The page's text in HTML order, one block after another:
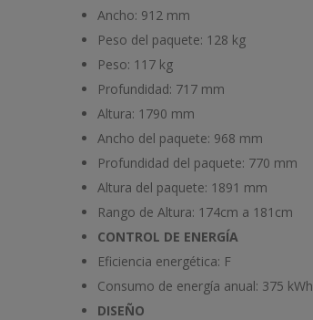
Ancho: 912 mm
Peso del paquete: 128 kg
Peso: 117 kg
Profundidad: 717 mm
Altura: 1790 mm
Ancho del paquete: 968 mm
Profundidad del paquete: 770 mm
Altura del paquete: 1891 mm
Rango de Altura: 174cm a 181cm
CONTROL DE ENERGÍA
Eficiencia energética: F
Consumo de energía anual: 375 kWh
DISEÑO